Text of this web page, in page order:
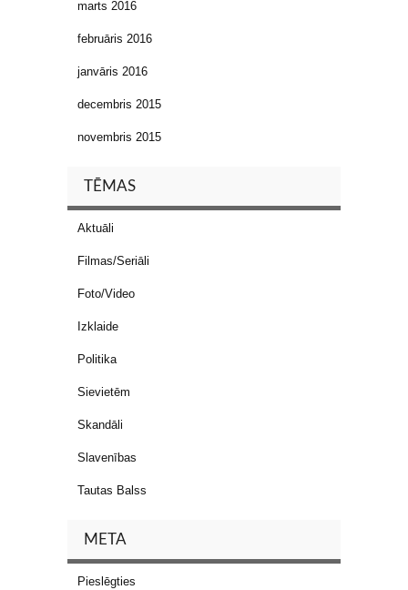
marts 2016
februāris 2016
janvāris 2016
decembris 2015
novembris 2015
TĒMAS
Aktuāli
Filmas/Seriāli
Foto/Video
Izklaide
Politika
Sievietēm
Skandāli
Slavenības
Tautas Balss
META
Pieslēgties